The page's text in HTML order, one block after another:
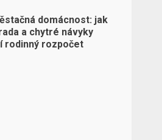
domácnost: jak
a chytré návyky
rodinný rozpočet